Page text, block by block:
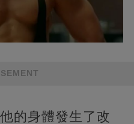
的身體發生了改